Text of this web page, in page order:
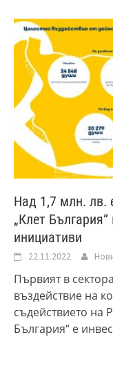
Над 1,7 млн. лв.
„Клет
инициативи
22.11.2022
Първият в
въздействие на
съдействието на
България“ e